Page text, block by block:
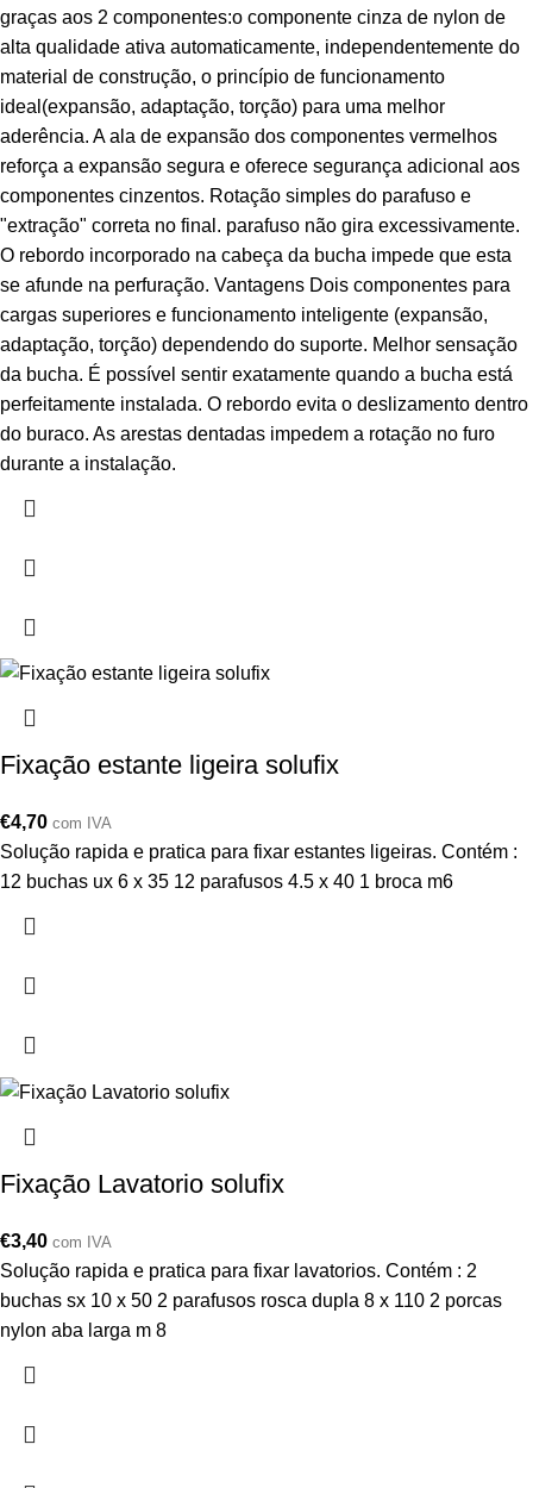
graças aos 2 componentes:o componente cinza de nylon de
alta qualidade ativa automaticamente, independentemente do
material de construção, o princípio de funcionamento
ideal(expansão, adaptação, torção) para uma melhor
aderência. A ala de expansão dos componentes vermelhos
reforça a expansão segura e oferece segurança adicional aos
componentes cinzentos. Rotação simples do parafuso e
"extração" correta no final. parafuso não gira excessivamente.
O rebordo incorporado na cabeça da bucha impede que esta
se afunde na perfuração. Vantagens Dois componentes para
cargas superiores e funcionamento inteligente (expansão,
adaptação, torção) dependendo do suporte. Melhor sensação
da bucha. É possível sentir exatamente quando a bucha está
perfeitamente instalada. O rebordo evita o deslizamento dentro
do buraco. As arestas dentadas impedem a rotação no furo
durante a instalação.
Fixação estante ligeira solufix
€4,70 com IVA
Solução rapida e pratica para fixar estantes ligeiras. Contém :
12 buchas ux 6 x 35 12 parafusos 4.5 x 40 1 broca m6
Fixação Lavatorio solufix
€3,40 com IVA
Solução rapida e pratica para fixar lavatorios. Contém : 2
buchas sx 10 x 50 2 parafusos rosca dupla 8 x 110 2 porcas
nylon aba larga m 8